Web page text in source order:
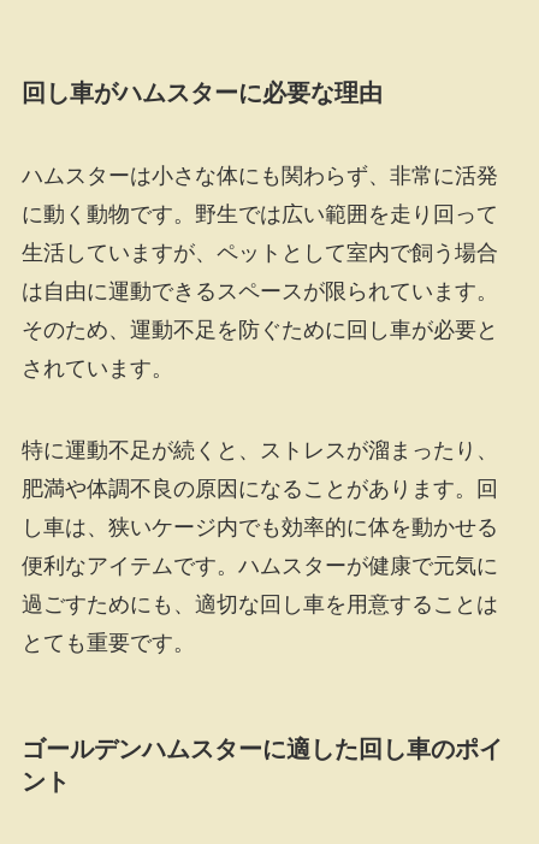
回し車がハムスターに必要な理由
ハムスターは小さな体にも関わらず、非常に活発
に動く動物です。野生では広い範囲を走り回って
生活していますが、ペットとして室内で飼う場合
は自由に運動できるスペースが限られています。
そのため、運動不足を防ぐために回し車が必要と
されています。
特に運動不足が続くと、ストレスが溜まったり、
肥満や体調不良の原因になることがあります。回
し車は、狭いケージ内でも効率的に体を動かせる
便利なアイテムです。ハムスターが健康で元気に
過ごすためにも、適切な回し車を用意することは
とても重要です。
ゴールデンハムスターに適した回し車のポイ
ント